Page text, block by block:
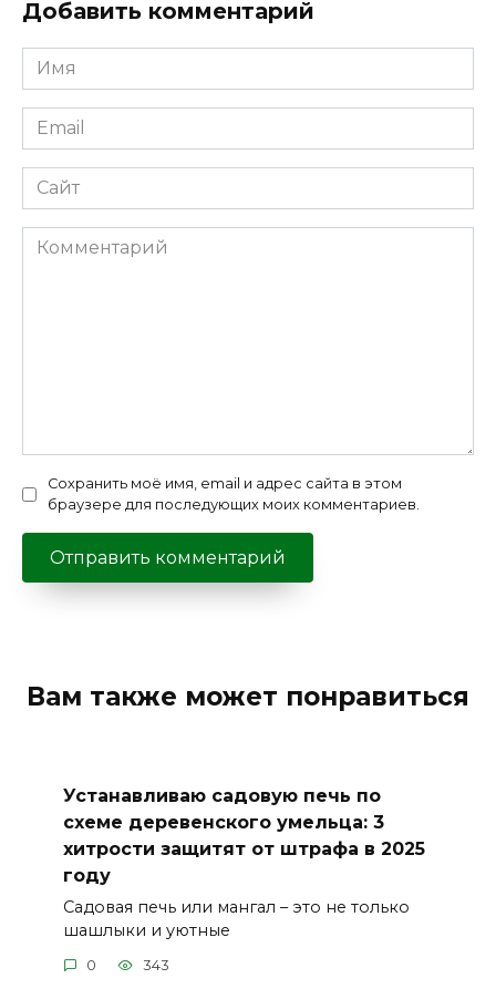
Добавить комментарий
Имя
*
Email
*
Сайт
Комментарий
Сохранить моё имя, email и адрес сайта в этом
браузере для последующих моих комментариев.
Вам также может понравиться
Устанавливаю садовую печь по
схеме деревенского умельца: 3
хитрости защитят от штрафа в 2025
году
Садовая печь или мангал – это не только
шашлыки и уютные
0 343